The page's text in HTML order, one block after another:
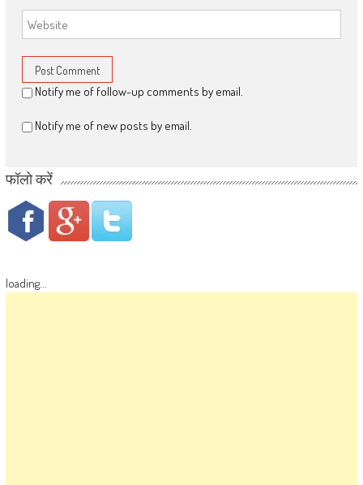
Notify me of follow-up comments by email.
Notify me of new posts by email.
फॉलो करें
loading...